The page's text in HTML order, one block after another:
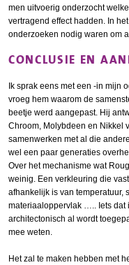
men uitvoerig onderzocht
vertragend effect hadden. In
onderzoeken nodig waren om
CONCLUSIE EN
Ik sprak eens met een -in mijn
vroeg hem waarom de
beetje werd aangepast. Hij
Chroom, Molybdeen en Nikkel
samenwerken met al die
wel een paar generaties
Over het mechanisme wat
weinig. Een verkleuring die
afhankelijk is van temperatuur,
materiaaloppervlak ….. Iets dat
architectonisch al wordt
mee weten.
Het zal te maken hebben met